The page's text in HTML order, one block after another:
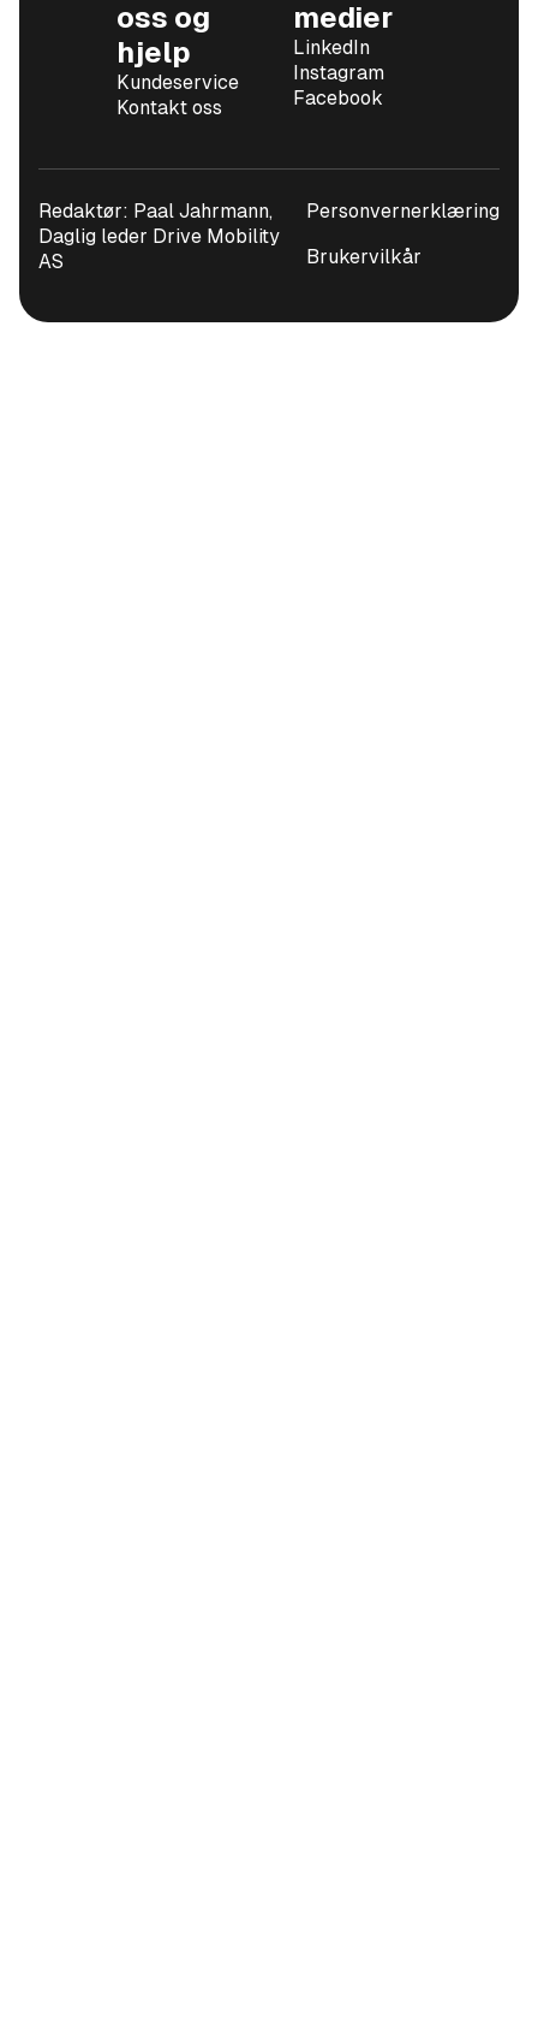
oss og
hjelp
Kundeservice
Kontakt oss
medier
LinkedIn
Instagram
Facebook
Redaktør: Paal Jahrmann,
Daglig leder Drive Mobility
AS
Personvernerklæring
Brukervilkår